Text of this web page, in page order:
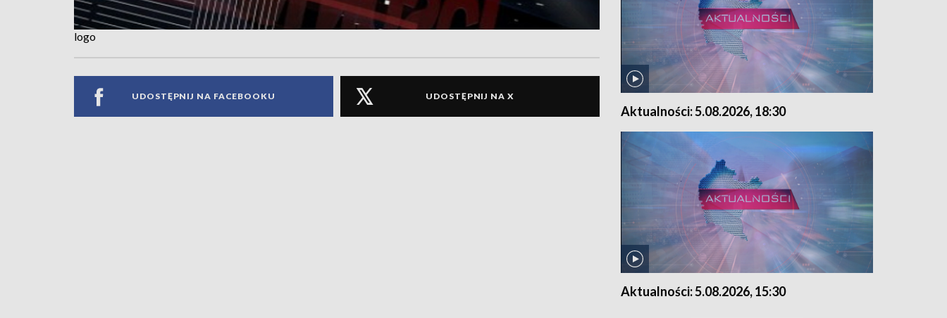
logo
UDOSTĘPNIJ NA FACEBOOKU UDOSTĘPNIJ NA X
Aktualności: 5.08.2026, 18:30
Aktualności: 5.08.2026, 15:30